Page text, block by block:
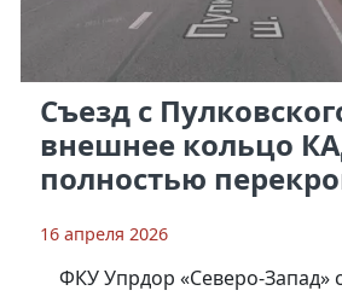
Съезд с
внешнее кольцо
полностью
16 апреля 2026
ФКУ Упрдор «Северо-Запад»